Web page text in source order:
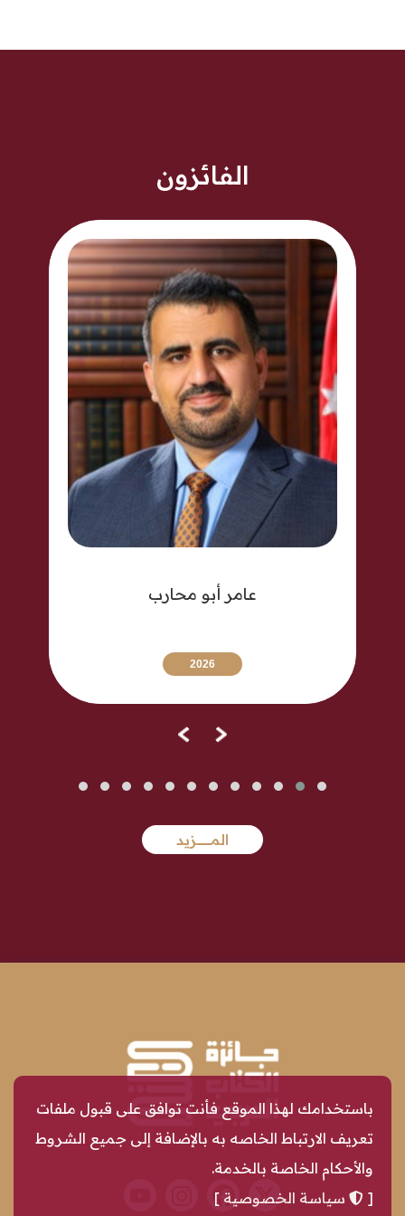
الفائزون
عامر أبو محارب
2026
المـــــــــــــــزيد
باستخدامك لهذا الموقع فأنت توافق على قبول ملفات
تعريف الارتباط الخاصه به بالإضافة إلى جميع الشروط
والأحكام الخاصة بالخدمة.
[
سياسة الخصوصية ]